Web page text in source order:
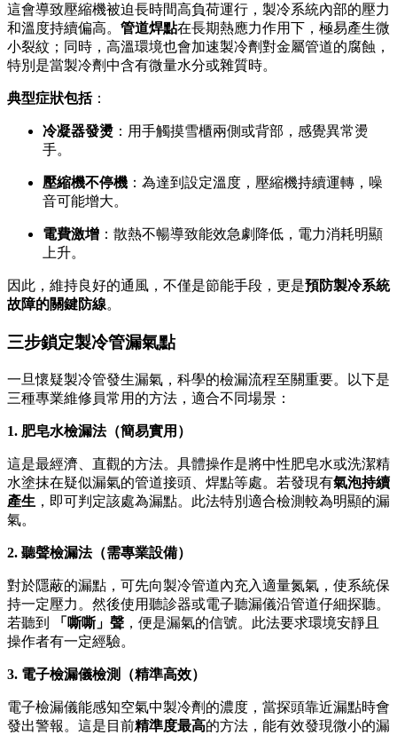
這會導致壓縮機被迫長時間高負荷運行，製冷系統內部的壓力
和溫度持續偏高。 管道焊點在長期熱應力作用下，極易產生微
小裂紋；同時，高溫環境也會加速製冷劑對金屬管道的腐蝕，
特別是當製冷劑中含有微量水分或雜質時。
典型症狀包括：
冷凝器發燙 ：用手觸摸雪櫃兩側或背部，感覺異常燙
手。
壓縮機不停機 ：為達到設定溫度，壓縮機持續運轉，噪
音可能增大。
電費激增 ：散熱不暢導致能效急劇降低，電力消耗明顯
上升。
因此，維持良好的通風，不僅是節能手段，更是預防製冷系統
故障的關鍵防線。
三步鎖定製冷管漏氣點
一旦懷疑製冷管發生漏氣，科學的檢漏流程至關重要。以下是
三種專業維修員常用的方法，適合不同場景：
1. 肥皂水檢漏法（簡易實用）
這是最經濟、直觀的方法。具體操作是將中性肥皂水或洗潔精
水塗抹在疑似漏氣的管道接頭、焊點等處。若發現有氣泡持續
產生 ，即可判定該處為漏點。此法特別適合檢測較為明顯的漏
氣。
2. 聽聲檢漏法（需專業設備）
對於隱蔽的漏點，可先向製冷管道內充入適量氮氣，使系統保
持一定壓力。然後使用聽診器或電子聽漏儀沿管道仔細探聽。
若聽到
「嘶嘶」聲 ，便是漏氣的信號。此法要求環境安靜且
操作者有一定經驗。
3. 電子檢漏儀檢測（精準高效）
電子檢漏儀能感知空氣中製冷劑的濃度，當探頭靠近漏點時會
發出警報。這是目前精準度最高的方法，能有效發現微小的漏